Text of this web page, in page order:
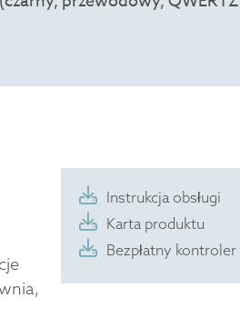
Instrukcja obsługi
Karta produktu
Bezpłatny kontroler